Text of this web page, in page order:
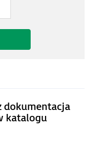
dokumentacja
katalogu